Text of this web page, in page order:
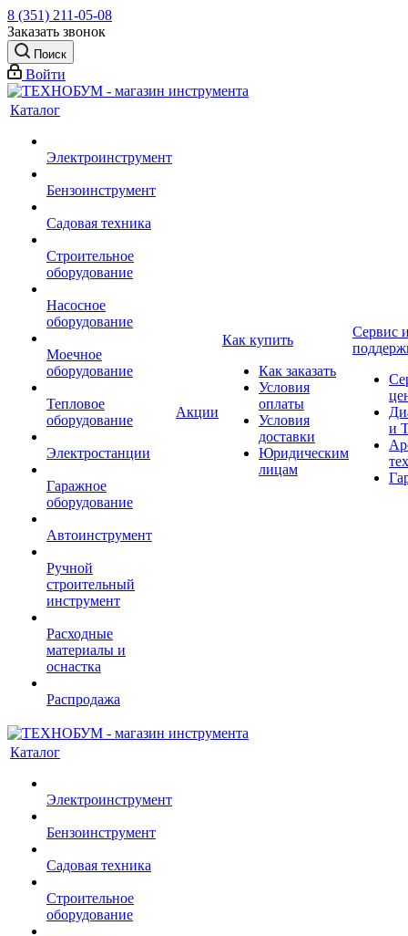
8 (351) 211-05-08
Заказать звонок
Поиск
Войти
Каталог
Электроинструмент
Бензоинструмент
Садовая техника
Строительное
оборудование
Насосное
оборудование
Моечное
оборудование
Тепловое
оборудование
Электростанции
Гаражное
оборудование
Автоинструмент
Ручной
строительный
инструмент
Расходные
материалы и
оснастка
Распродажа
Акции
Как купить
Как заказать
Условия
оплаты
Условия
доставки
Юридическим
лицам
Сервис
и
Каталог
Электроинструмент
Бензоинструмент
Садовая техника
Строительное
оборудование